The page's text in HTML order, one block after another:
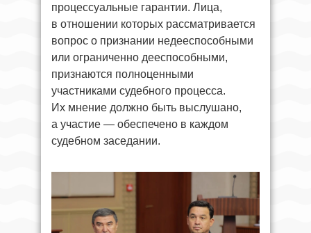
процессуальные гарантии. Лица,
в отношении которых рассматривается
вопрос о признании недееспособными
или ограниченно дееспособными,
признаются полноценными
участниками судебного процесса.
Их мнение должно быть выслушано,
а участие — обеспечено в каждом
судебном заседании.